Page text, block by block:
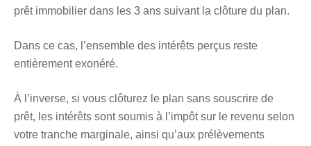
prêt immobilier dans les 3 ans suivant la clôture du plan.
Dans ce cas, l’ensemble des intérêts perçus reste
entièrement exonéré.
À l’inverse, si vous clôturez le plan sans souscrire de
prêt, les intérêts sont soumis à l’impôt sur le revenu selon
votre tranche marginale, ainsi qu’aux prélèvements